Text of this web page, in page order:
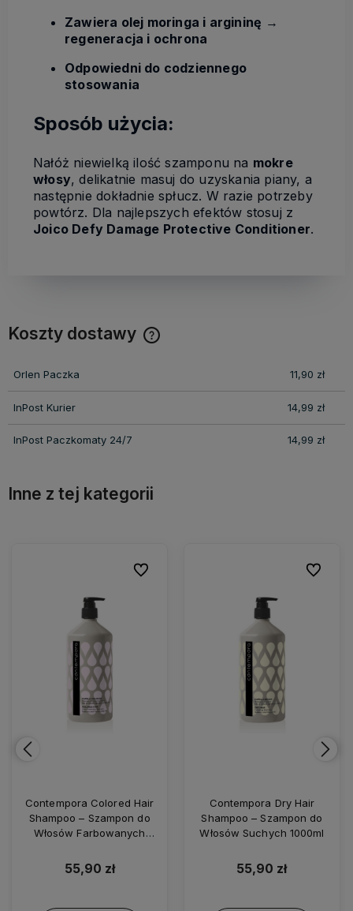
Zawiera olej moringa i argininę →
regeneracja i ochrona
Odpowiedni do codziennego
stosowania
Sposób użycia:
Nałóż niewielką ilość szamponu na mokre
włosy, delikatnie masuj do uzyskania piany, a
następnie dokładnie spłucz. W razie potrzeby
powtórz. Dla najlepszych efektów stosuj z
Joico Defy Damage Protective Conditioner.
Koszty dostawy
Orlen Paczka 11,90 zł
InPost Kurier 14,99 zł
InPost Paczkomaty 24/7 14,99 zł
Inne z tej kategorii
Contempora Colored Hair
Shampoo – Szampon do
Włosów Farbowanych
55,90 zł
Do ulubionych
Do ulubionych
Contempora Dry Hair
Shampoo – Szampon do
Włosów Suchych 1000ml
55,90 zł
Do
Do